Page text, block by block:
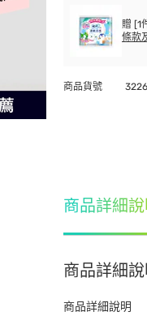
贈 [1
條款
商品貨號
商品詳細說
商品詳細說
商品詳細說明